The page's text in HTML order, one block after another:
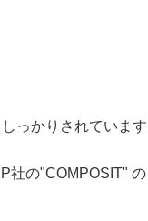
っかりされています
の"COMPOSIT"